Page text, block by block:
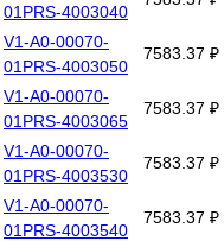
01PRS-4003040
V1-A0-00070-
01PRS-4003050
7583.37 ₽
V1-A0-00070-
01PRS-4003065
7583.37 ₽
V1-A0-00070-
01PRS-4003530
7583.37 ₽
V1-A0-00070-
01PRS-4003540
7583.37 ₽